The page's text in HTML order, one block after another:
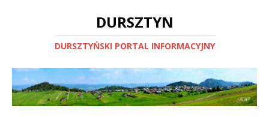
DURSZTYN
DURSZTYŃSKI PORTAL INFORMACYJNY